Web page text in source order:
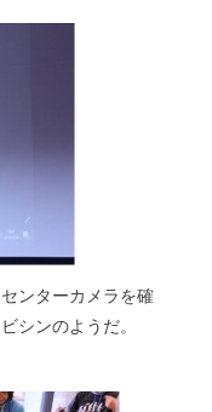
ンターカメラを確
シンのようだ。